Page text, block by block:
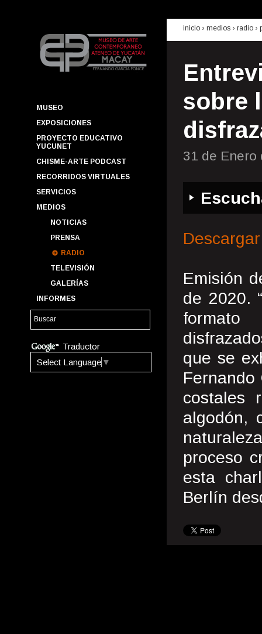
MUSEO
EXPOSICIONES
PROYECTO EDUCATIVO
YUCUNET
CHISME-ARTE PODCAST
RECORRIDOS VIRTUALES
SERVICIOS
MEDIOS
NOTICIAS
PRENSA
RADIO
TELEVISIÓN
GALERÍAS
INFORMES
Traductor
Select Language ▼
inicio › medios › radio ›
sobre
31 de Enero
Descargar
Emisión
de 2020.
formato
que se
costales
algodón,
proceso
esta
Berlín